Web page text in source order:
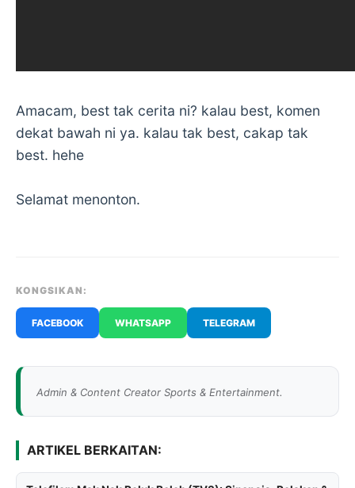
Amacam, best tak cerita ni? kalau best, komen
dekat bawah ni ya. kalau tak best, cakap tak
best. hehe
Selamat menonton.
KONGSIKAN:
FACEBOOK WHATSAPP TELEGRAM
Admin & Content Creator Sports & Entertainment.
ARTIKEL BERKAITAN: